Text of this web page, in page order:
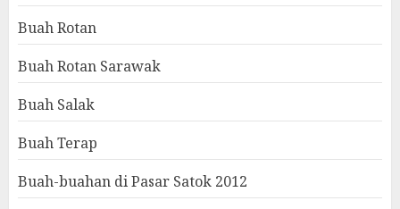
Buah Rotan
Buah Rotan Sarawak
Buah Salak
Buah Terap
Buah-buahan di Pasar Satok 2012